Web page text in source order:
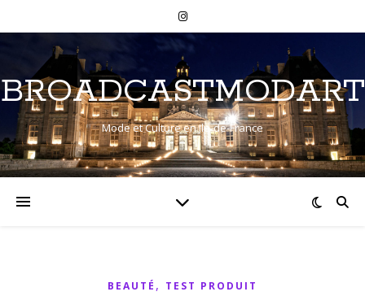
BROADCASTMODART
Mode et Culture en Ile-de-France
BEAUTÉ , TEST PRODUIT